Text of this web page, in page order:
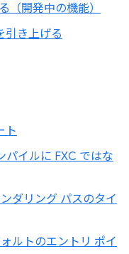
（開発中の機能）
引き上げる
ト
イルに FXC ではな
ダリング パスのタイ
ルトのエントリ ポイ